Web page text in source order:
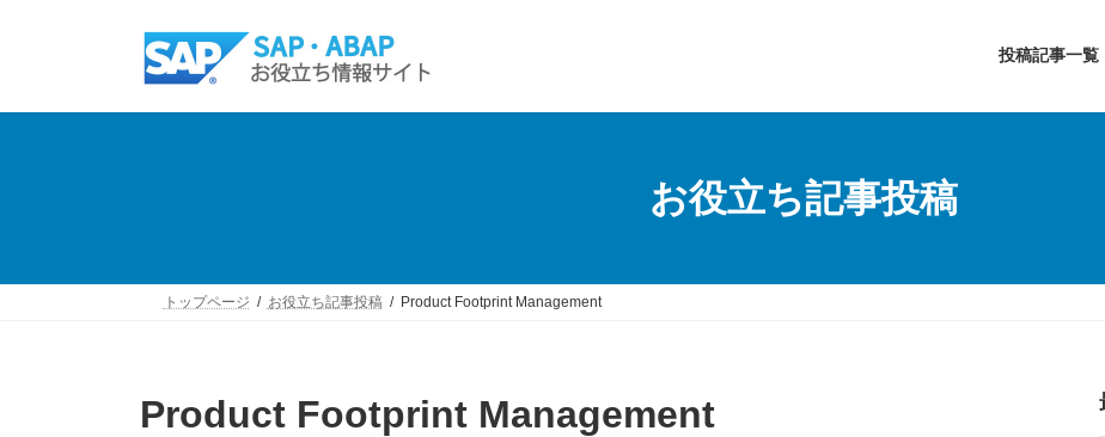
ツ
シ
投稿記事一覧
お役立ち記事投稿
トップページ お役立ち記事投稿 Product Footprint Management
Product Footprint Management